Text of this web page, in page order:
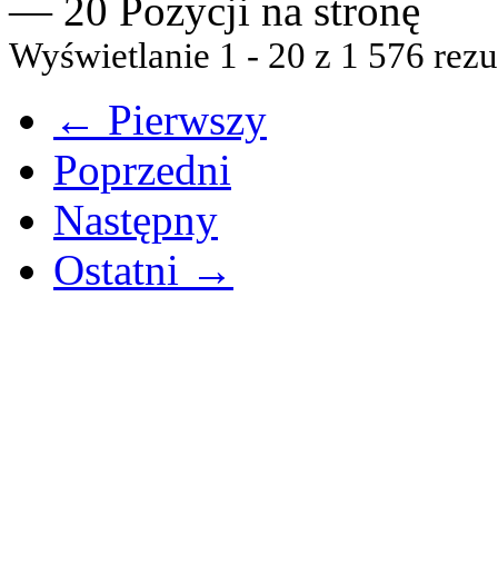
— 20 Pozycji na stronę
Wyświetlanie 1 - 20 z 1 576
← Pierwszy
Poprzedni
Następny
Ostatni →